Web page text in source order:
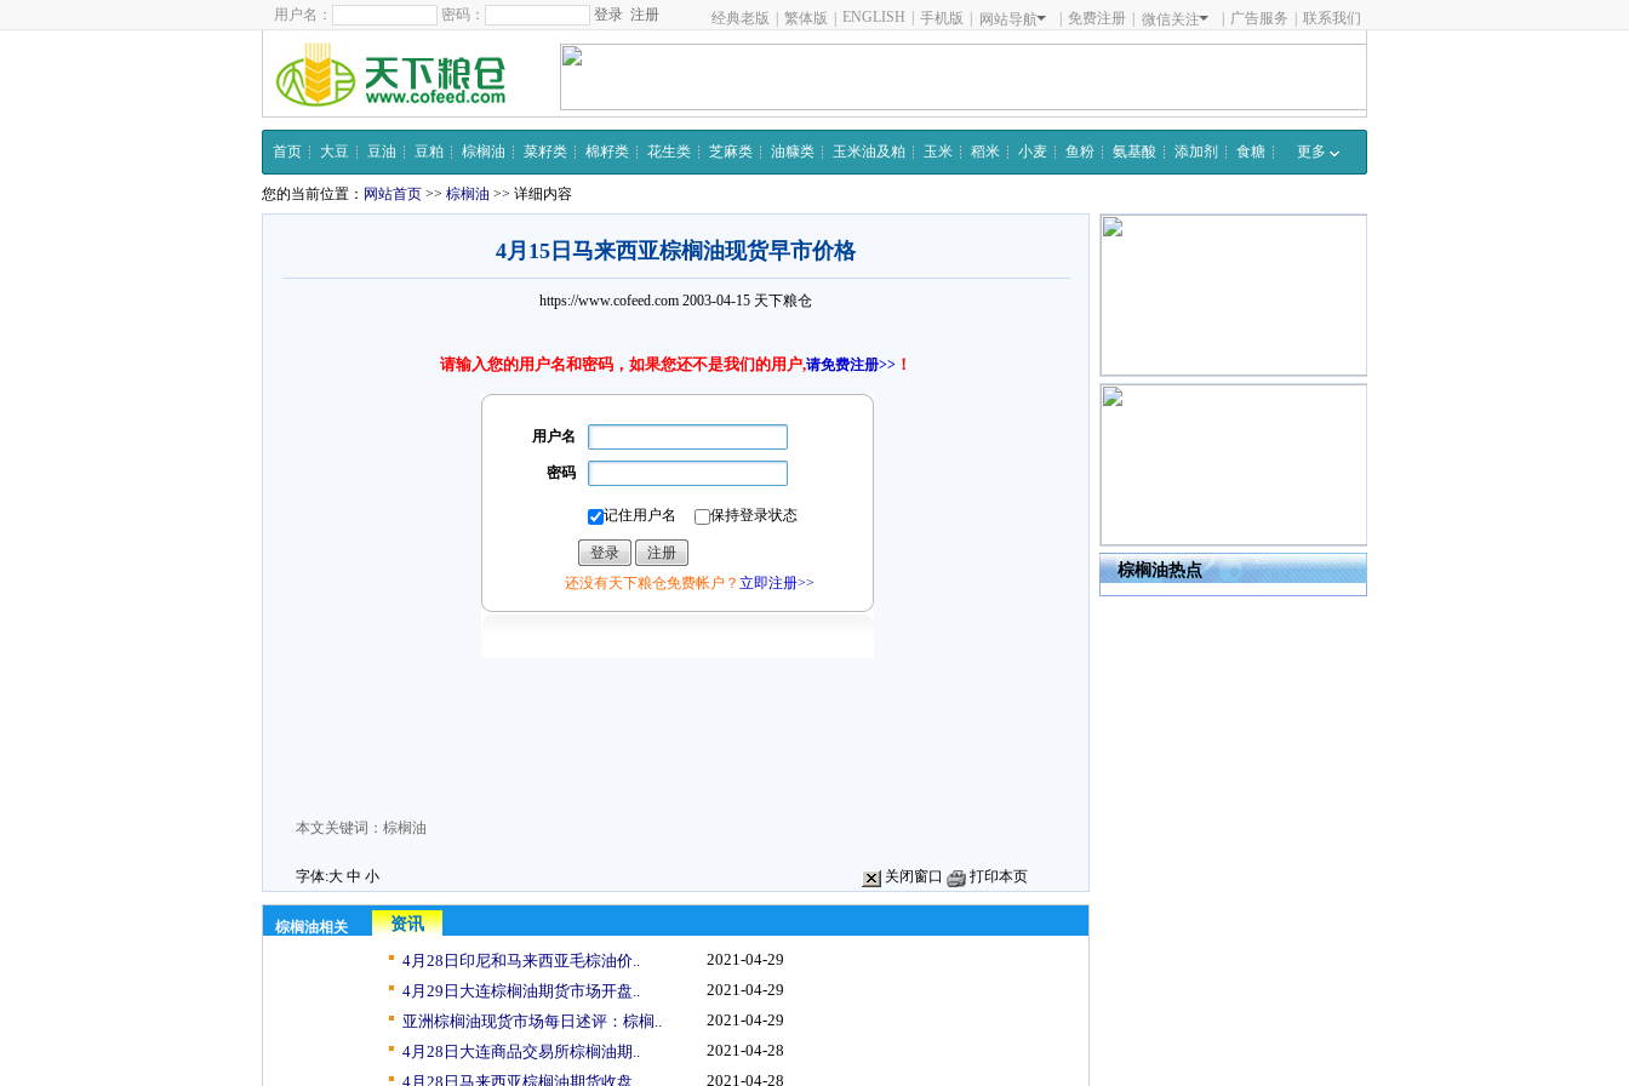
用户名： 密码： 注册 经典老版 繁体版 ENGLISH 手机版 网站导航 免费注册 微信关注 广告服务 联系我们
首页 大豆 豆油 豆粕 棕榈油 菜籽类 棉籽类 花生类 芝麻类 油糠类 玉米油及粕 玉米 稻米 小麦 鱼粉 氨基酸 添加剂 食糖 更多
您的当前位置： 网站首页 >> 棕榈油 >> 详细内容
4月15日马来西亚棕榈油现货早市价格
https://www.cofeed.com 2003-04-15 天下粮仓
请输入您的用户名和密码，如果您还不是我们的用户,请免费注册>> ！
用户名
密码
记住用户名 保持登录状态
还没有天下粮仓免费帐户？ 立即注册>>
本文关键词： 棕榈油
字体:大 中 小 关闭窗口 打印本页
棕榈油相关
资讯
4月28日印尼和马来西亚毛棕油价..
2021-04-29
4月29日大连棕榈油期货市场开盘..
2021-04-29
亚洲棕榈油现货市场每日述评：棕榈..
2021-04-29
4月28日大连商品交易所棕榈油期..
2021-04-28
4月28日马来西亚棕榈油期货收盘..
2021-04-28
棕榈油热点